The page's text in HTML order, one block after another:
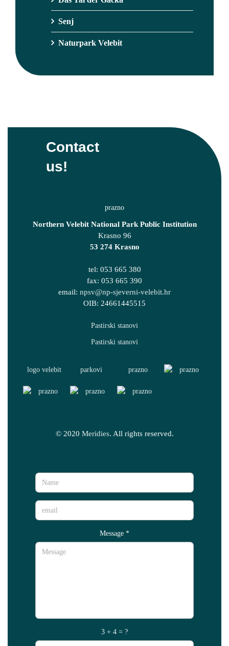
Senj
Naturpark Velebit
Contact
us!
Northern Velebit National Park Public Institution
Krasno 96
53 274 Krasno
tel: 053 665 380
fax: 053 665 390
email: npsv@np-sjeverni-velebit.hr
OIB: 24661445515
© 2020 Meridies. All rights reserved.
Message*
3 + 4 = ?